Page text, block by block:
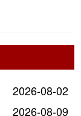
2026-08-02
2026-08-09